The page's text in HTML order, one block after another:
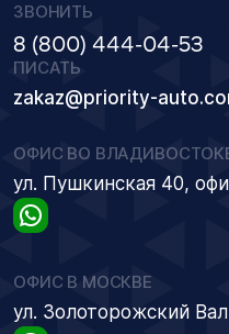
ЗВОНИТЬ
8 (800) 444-04-53
ПИСАТЬ
zakaz@priority-
ОФИС ВО
ул. Пушкинская 40,
ОФИС В МОСКВЕ
ул. Золоторожский